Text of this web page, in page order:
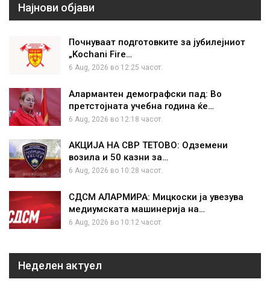
Најнови објави
Почнуваат подготовките за јубилејниот
„Kochani Fire…
6 Aug, 2026 во 12:25 часот.
Алармантен демографски пад: Во
претстојната учебна година ќе…
6 Aug, 2026 во 12:18 часот.
АКЦИЈА НА СВР ТЕТОВО: Одземени
возила и 50 казни за…
6 Aug, 2026 во 10:28 часот.
СДСМ АЛАРМИРА: Мицкоски ја увезува
медиумската машинерија на…
6 Aug, 2026 во 10:12 часот.
Неделен актуел